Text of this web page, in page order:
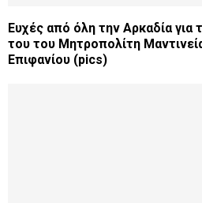
Ευχές από όλη την Αρκαδία για
του του Μητροπολίτη
Επιφανίου (pics)